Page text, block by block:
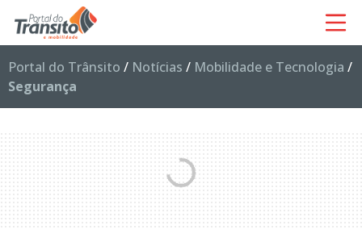
Portal do Trânsito / Notícias / Mobilidade e Tecnologia /
Segurança